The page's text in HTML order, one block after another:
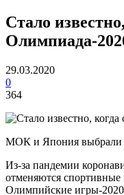
Стало
Олимпиада-
29.03.2020
0
364
МОК и Япония выбрали
Из-за пандемии
отменяются спортивные
Олимпийские игры-